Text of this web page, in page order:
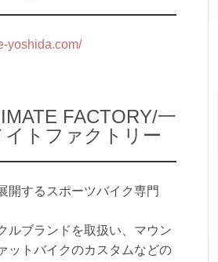
yoshida.com/
FACTORY/一
トファクトリー
開するスポーツバイク専門
ルブランドを取扱い、マウン
ットバイクのカスタムなどの